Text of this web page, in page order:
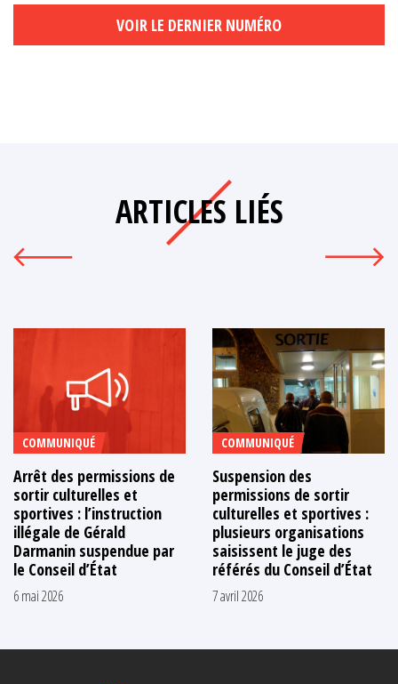
VOIR LE DERNIER NUMÉRO
ARTICLES LIÉS
COMMUNIQUÉ
Arrêt des permissions de
sortir culturelles et
sportives : l’instruction
illégale de Gérald
Darmanin suspendue par
le Conseil d’État
6 mai 2026
COMMUNIQUÉ
Suspension des
permissions de sortir
culturelles et sportives :
plusieurs organisations
saisissent le juge des
référés du Conseil d’État
7 avril 2026